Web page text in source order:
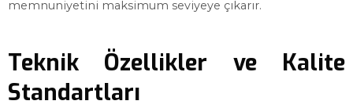
memnuniyetini maksimum seviyeye çıkarır.
Teknik Özellikler ve Kalite
Standartları